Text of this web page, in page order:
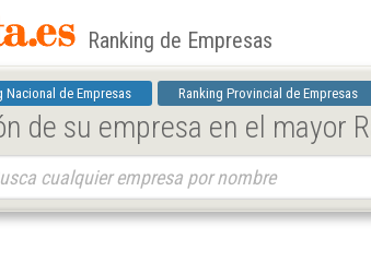
Ranking de Empresas
Nacional de Empresas Ranking Provincial de Empresas
de su empresa en el mayor